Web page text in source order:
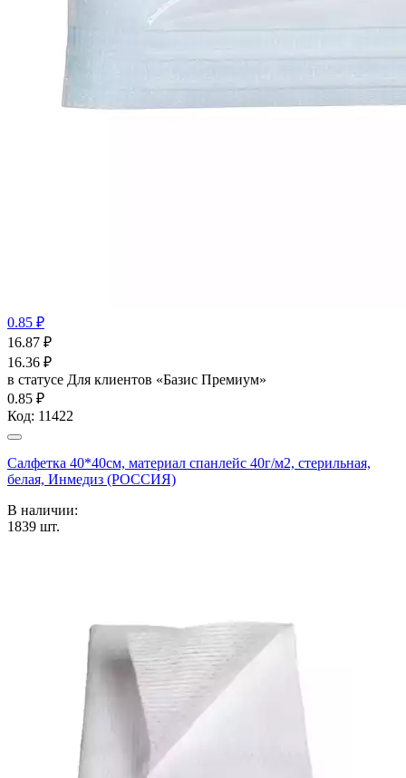
0.85 ₽
16.87 ₽
16.36 ₽
в статусе Для клиентов «Базис Премиум»
0.85 ₽
Код: 11422
Салфетка 40*40см, материал спанлейс 40г/м2, стерильная,
белая, Инмедиз (РОССИЯ)
В наличии:
1839 шт.